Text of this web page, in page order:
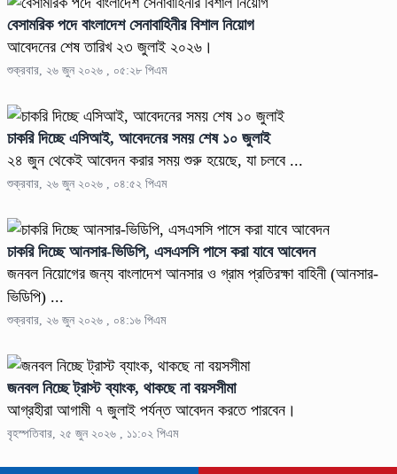
বেসামরিক পদে বাংলাদেশ সেনাবাহিনীর বিশাল নিয়োগ
আবেদনের শেষ তারিখ ২৩ জুলাই ২০২৬।
শুক্রবার, ২৬ জুন ২০২৬ , ০৫:২৮ পিএম
চাকরি দিচ্ছে এসিআই, আবেদনের সময় শেষ ১০ জুলাই
২৪ জুন থেকেই আবেদন করার সময় শুরু হয়েছে, যা চলবে ...
শুক্রবার, ২৬ জুন ২০২৬ , ০৪:৫২ পিএম
চাকরি দিচ্ছে আনসার-ভিডিপি, এসএসসি পাসে করা যাবে আবেদন
জনবল নিয়োগের জন্য বাংলাদেশ আনসার ও গ্রাম প্রতিরক্ষা বাহিনী (আনসার-
ভিডিপি) ...
শুক্রবার, ২৬ জুন ২০২৬ , ০৪:১৬ পিএম
জনবল নিচ্ছে ট্রাস্ট ব্যাংক, থাকছে না বয়সসীমা
আগ্রহীরা আগামী ৭ জুলাই পর্যন্ত আবেদন করতে পারবেন।
বৃহস্পতিবার, ২৫ জুন ২০২৬ , ১১:০২ পিএম